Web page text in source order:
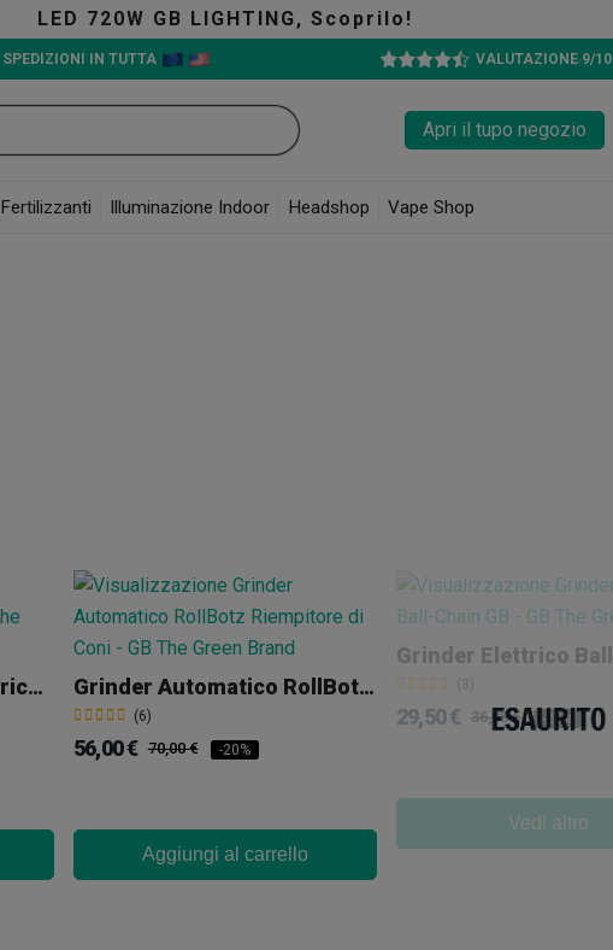
LED 720W GB LIGHTING, Scoprilo!
SPEDIZIONI IN TUTTA VALUTAZIONE 9/10
Apri il tupo negozio
Fertilizzanti Illuminazione Indoor Headshop Vape Shop
Grinder Elettronico Ricaricabile Grinder Automatico RollBotz Riempitore Di Coni
(6)
56,00 € 70,00 € -20%
Aggiungi al carrello
(3)
29,50 € 36,88 € -20%
Vedi altro